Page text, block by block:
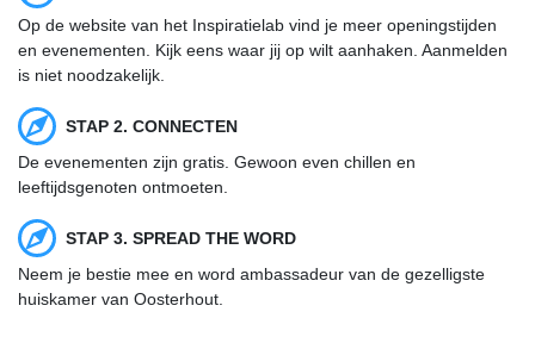
Op de website van het Inspiratielab vind je meer openingstijden
en evenementen. Kijk eens waar jij op wilt aanhaken. Aanmelden
is niet noodzakelijk.
STAP 2. CONNECTEN
De evenementen zijn gratis. Gewoon even chillen en
leeftijdsgenoten ontmoeten.
STAP 3. SPREAD THE WORD
Neem je bestie mee en word ambassadeur van de gezelligste
huiskamer van Oosterhout.